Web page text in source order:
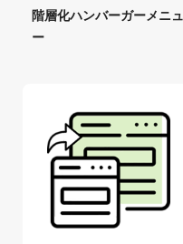
階層化ハンバーガーメニュ
ー